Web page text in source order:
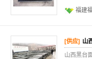
福建
[供应] 山
山西黑台